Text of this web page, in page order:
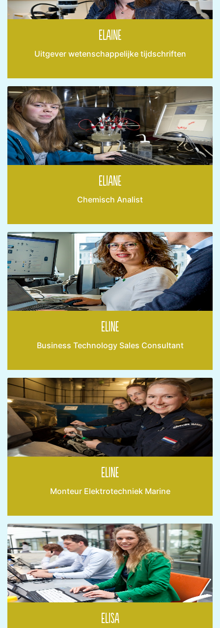
Elaine
Uitgever wetenschappelijke tijdschriften
Eliane
Chemisch Analist
Eline
Business Technology Sales Consultant
Eline
Monteur Elektrotechniek Marine
Elisa